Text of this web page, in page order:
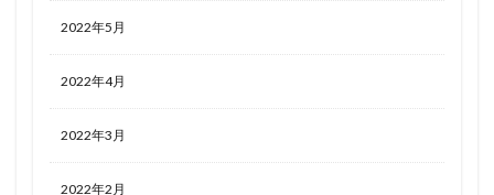
2022年5月
2022年4月
2022年3月
2022年2月